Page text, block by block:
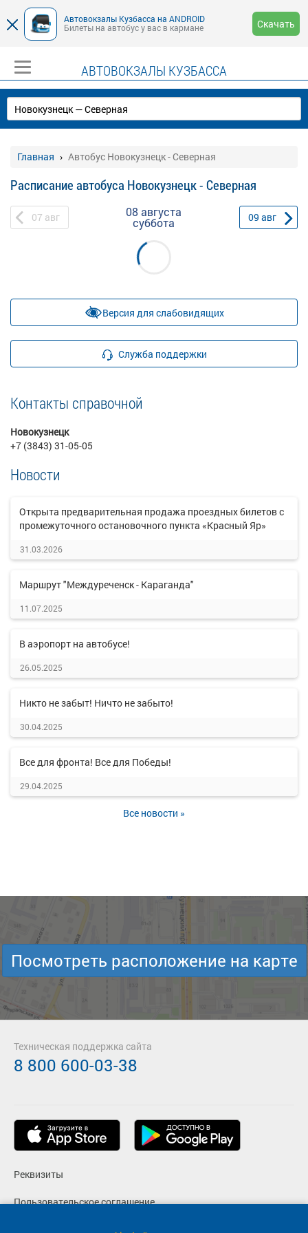
Автовокзалы Кузбасса на ANDROID
Билеты на автобус у вас в кармане
Скачать
АВТОВОКЗАЛЫ КУЗБАССА
Главная Автобус Новокузнецк - Северная
Расписание автобуса Новокузнецк - Северная
07 авг 08 августа
суббота 09 авг
Версия для слабовидящих
Служба поддержки
Контакты справочной
Новокузнецк
+7 (3843) 31-05-05
Новости
Открыта предварительная продажа проездных билетов с
промежуточного остановочного пункта «Красный Яр»
31.03.2026
Маршрут "Междуреченск - Караганда"
11.07.2025
В аэропорт на автобусе!
26.05.2025
Никто не забыт! Ничто не забыто!
30.04.2025
Все для фронта! Все для Победы!
29.04.2025
Все новости »
Посмотреть расположение на карте
Реквизиты
Пользовательское соглашение
Политика конфиденциальности
Техническая поддержка сайта
8 800 600-03-38